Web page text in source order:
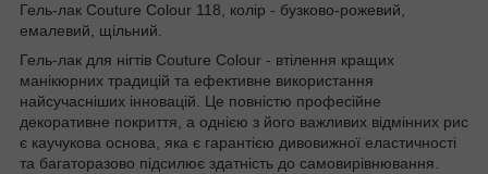
Гель-лак Couture Colour 118, колір - бузково-рожевий,
емалевий, щільний.
Гель-лак для нігтів Couture Colour - втілення кращих
манікюрних традицій та ефективне використання
найсучасніших інновацій. Це повністю професійне
декоративне покриття, а однією з його важливих відмінних рис
є каучукова основа, яка є гарантією дивовижної еластичності
та багаторазово підсилює здатність до самовирівнювання.